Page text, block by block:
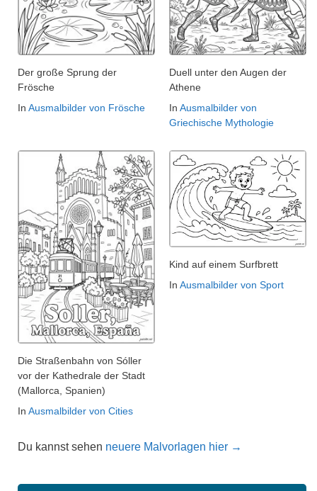
Der große Sprung der
Frösche
In Ausmalbilder von Frösche
Duell unter den Augen der
Athene
In Ausmalbilder von
Griechische Mythologie
Die Straßenbahn von Sóller
vor der Kathedrale der Stadt
(Mallorca, Spanien)
In Ausmalbilder von Cities
Kind auf einem Surfbrett
In Ausmalbilder von Sport
Du kannst sehen neuere Malvorlagen hier →